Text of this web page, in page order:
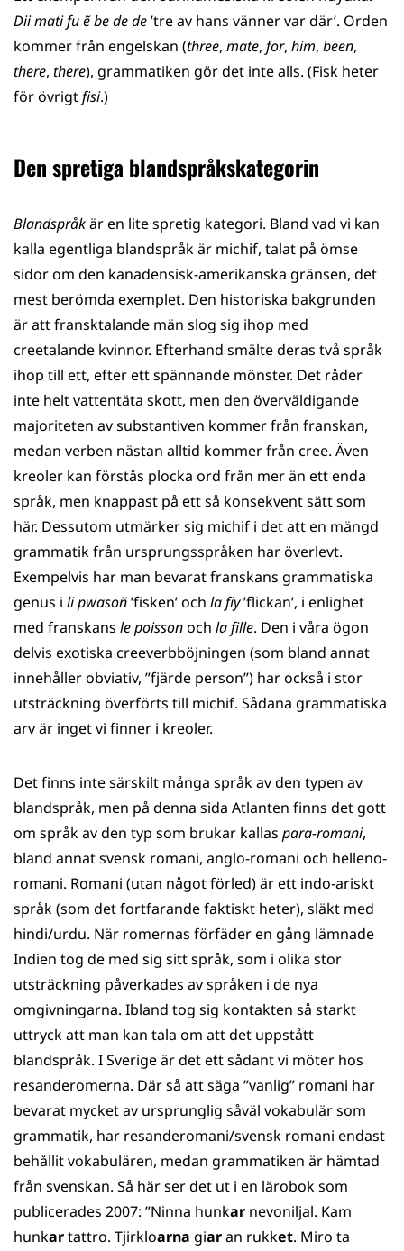
Dii mati fu ẽ be de de’tre av hans vänner var där’. Orden
kommer från engelskan (three, mate, for, him, been,
there, there), grammatiken gör det inte alls. (Fisk heter
för övrigtfisi.)
Den spretiga blandspråkskategorin
Blandspråkär en lite spretig kategori. Bland vad vi kan
kalla egentliga blandspråk är michif, talat på ömse
sidor om den kanadensisk-amerikanska gränsen, det
mest berömda exemplet. Den historiska bakgrunden
är att fransktalande män slog sig ihop med
creetalande kvinnor. Efterhand smälte deras två språk
ihop till ett, efter ett spännande mönster. Det råder
inte helt vattentäta skott, men den överväldigande
majoriteten av substantiven kommer från franskan,
medan verben nästan alltid kommer från cree. Även
kreoler kan förstås plocka ord från mer än ett enda
språk, men knappast på ett så konsekvent sätt som
här. Dessutom utmärker sig michif i det att en mängd
grammatik från ursprungsspråken har överlevt.
Exempelvis har man bevarat franskans grammatiska
genus i li pwasoñ’fisken’ och la fiy’flickan’, i enlighet
med franskans le poissonoch la fille. Den i våra ögon
delvis exotiska creeverbböjningen (som bland annat
innehåller obviativ, ”fjärde person”) har också i stor
utsträckning överförts till michif. Sådana grammatiska
arv är inget vi finner i kreoler.
Det finns inte särskilt många språk av den typen av
blandspråk, men på denna sida Atlanten finns det gott
om språk av den typ som brukar kallas para-romani,
bland annat svensk romani, anglo-romani och helleno-
romani. Romani (utan något förled) är ett indo-ariskt
språk (som det fortfarande faktiskt heter), släkt med
hindi/urdu. När romernas förfäder en gång lämnade
Indien tog de med sig sitt språk, som i olika stor
utsträckning påverkades av språken i de nya
omgivningarna. Ibland tog sig kontakten så starkt
uttryck att man kan tala om att det uppstått
blandspråk. I Sverige är det ett sådant vi möter hos
resanderomerna. Där så att säga ”vanlig” romani har
bevarat mycket av ursprunglig såväl vokabulär som
grammatik, har resanderomani/svensk romani endast
behållit vokabulären, medan grammatiken är hämtad
från svenskan. Så här ser det ut i en lärobok som
publicerades 2007: ”Ninna hunkar nevoniljal. Kam
hunkartattro. Tjirkloarna giaran rukket. Miro ta